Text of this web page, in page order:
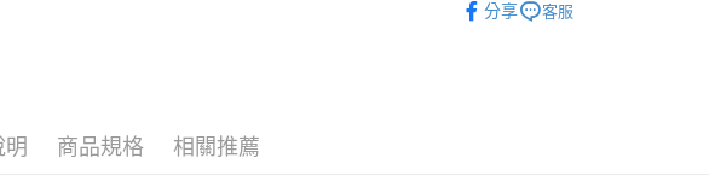
每筆NT$120，滿NT$1,000(含以
分享
客服
明 商品規格 相關推薦